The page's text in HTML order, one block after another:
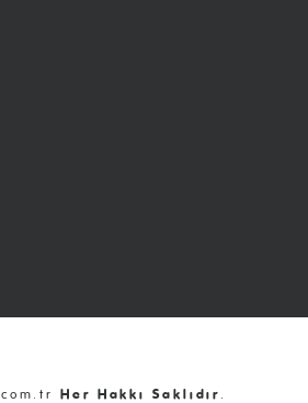
Her Hakkı Saklıdır